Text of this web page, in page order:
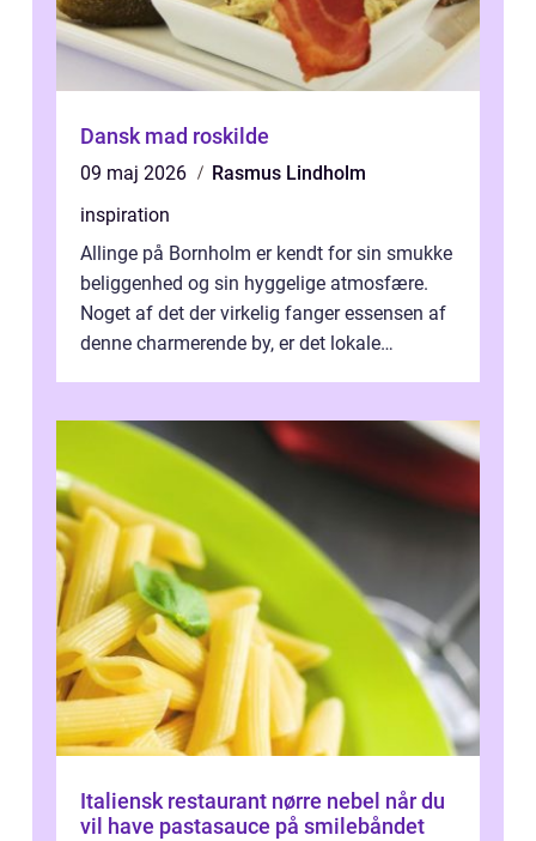
Dansk mad roskilde
09 maj 2026
Rasmus Lindholm
inspiration
Allinge på Bornholm er kendt for sin smukke
beliggenhed og sin hyggelige atmosfære.
Noget af det der virkelig fanger essensen af
denne charmerende by, er det lokale
Italiensk restaurant nørre nebel når du
vil have pastasauce på smilebåndet